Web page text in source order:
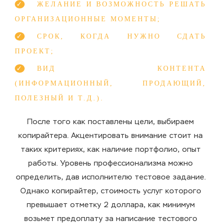
ЖЕЛАНИЕ И ВОЗМОЖНОСТЬ РЕШАТЬ
ОРГАНИЗАЦИОННЫЕ МОМЕНТЫ;
СРОК, КОГДА НУЖНО СДАТЬ
ПРОЕКТ;
ВИД КОНТЕНТА
(ИНФОРМАЦИОННЫЙ, ПРОДАЮЩИЙ,
ПОЛЕЗНЫЙ И Т.Д.).
После того как поставлены цели, выбираем
копирайтера. Акцентировать внимание стоит на
таких критериях, как наличие портфолио, опыт
работы. Уровень профессионализма можно
определить, дав исполнителю тестовое задание.
Однако копирайтер, стоимость услугкоторого
превышает отметку 2 доллара, как минимум
возьмет предоплату за написание тестового